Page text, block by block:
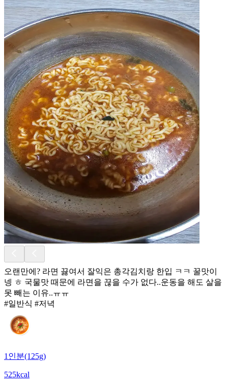
오랜만에? 라면 끓여서 잘익은 총각김치랑 한입 ㅋㅋ 꿀맛이
넹 ㅎ 국물맛 때문에 라면을 끊을 수가 없다..운동을 해도 살을
못 빼는 이유..ㅠㅠ
#일반식 #저녁
1인분(125g)
525kcal